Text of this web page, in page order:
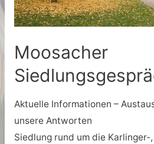
Moosacher
Aktuelle Informationen –
unsere Antworten
Siedlung rund um die Karlinger-